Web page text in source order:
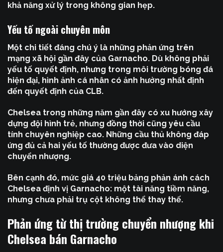
khả năng xử lý trong không gian hẹp.
Yếu tố ngoài chuyên môn
Một chi tiết đáng chú ý là những phản ứng trên
mạng xã hội gần đây của Garnacho. Dù không phải
yếu tố quyết định, nhưng trong môi trường bóng đá
hiện đại, hình ảnh cá nhân có ảnh hưởng nhất định
đến quyết định của CLB.
Chelsea trong những năm gần đây có xu hướng xây
dựng đội hình trẻ, nhưng đồng thời cũng yêu cầu
tính chuyên nghiệp cao. Những cầu thủ không đáp
ứng đủ cả hai yếu tố thường được đưa vào diện
chuyển nhượng.
Bên cạnh đó, mức giá 40 triệu bảng phản ánh cách
Chelsea định vị Garnacho: một tài năng tiềm năng,
nhưng chưa phải trụ cột không thể thay thế.
Phản ứng từ thị trường chuyển nhượng khi
Chelsea bán Garnacho